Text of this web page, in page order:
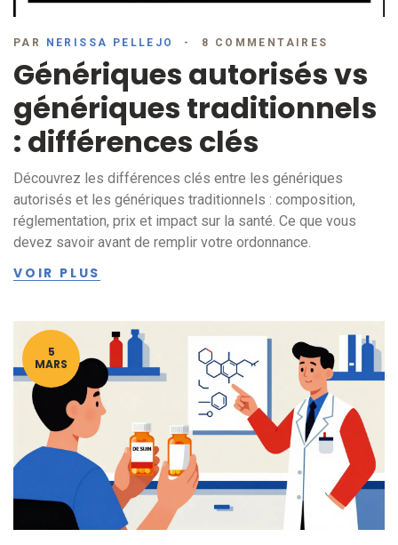
PAR NERISSA PELLEJO 8 COMMENTAIRES
Génériques autorisés vs
génériques traditionnels
: différences clés
Découvrez les différences clés entre les génériques
autorisés et les génériques traditionnels : composition,
réglementation, prix et impact sur la santé. Ce que vous
devez savoir avant de remplir votre ordonnance.
VOIR PLUS
5
MARS